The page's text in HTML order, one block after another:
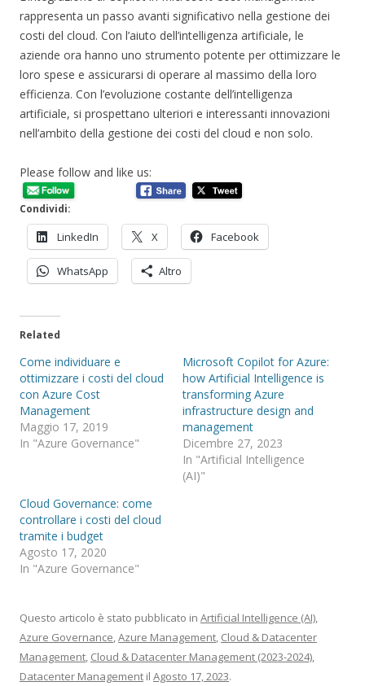
rappresenta un passo avanti significativo nella gestione dei
costi del cloud. Con l’aiuto dell’intelligenza artificiale, le
aziende ora hanno uno strumento potente per ottimizzare le
loro spese e assicurarsi di operare al massimo della loro
efficienza. Con l’evoluzione costante dell’intelligenza
artificiale, si prospettano ulteriori e interessanti innovazioni
nell’ambito della gestione dei costi del cloud e non solo.
Please follow and like us:
Condividi:
LinkedIn X Facebook
WhatsApp Altro
Related
Come individuare e
ottimizzare i costi del cloud
con Azure Cost
Management
Maggio 17, 2019
In "Azure Governance"
Microsoft Copilot for Azure:
how Artificial Intelligence is
transforming Azure
infrastructure design and
management
Dicembre 27, 2023
In "Artificial Intelligence
(AI)"
Cloud Governance: come
controllare i costi del cloud
tramite i budget
Agosto 17, 2020
In "Azure Governance"
Questo articolo è stato pubblicato in Artificial Intelligence (AI),
Azure Governance,Azure Management, Cloud & Datacenter
Management, Cloud & Datacenter Management (2023-2024),
Datacenter Management il Agosto 17, 2023.